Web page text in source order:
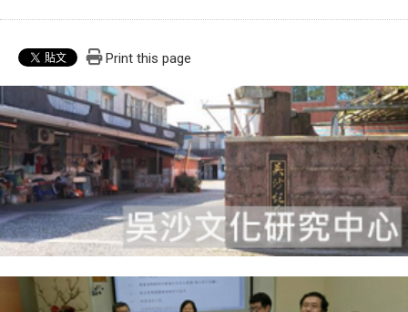
Print this page